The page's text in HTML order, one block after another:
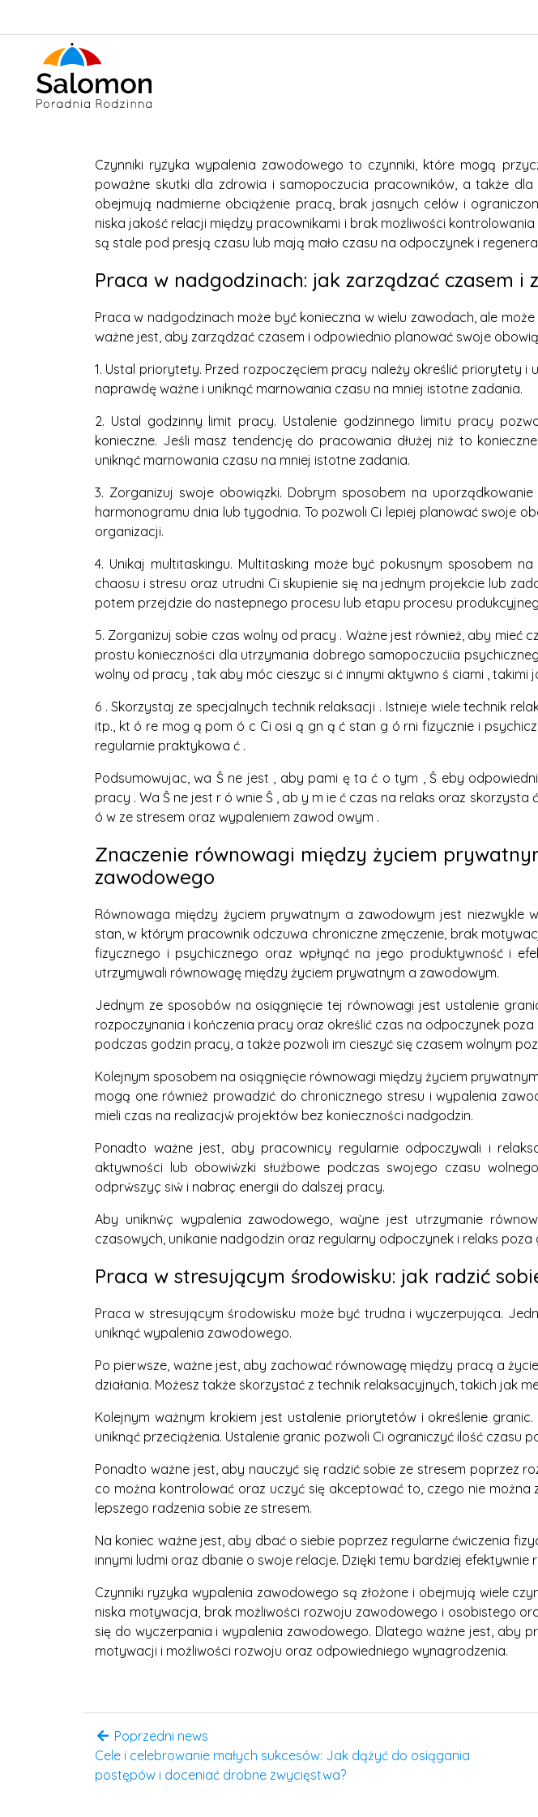
Czynniki ryzyka wypalenia zawodowego to czynniki, które mogą
poważne skutki dla zdrowia i samopoczucia pracowników, a także
obejmują nadmierne obciążenie pracą, brak jasnych celów i
niska jakość relacji między pracownikami i brak możliwości
są stale pod presją czasu lub mają mało czasu na odpoczynek i
Praca w nadgodzinach: jak zarządzać czasem
Praca w nadgodzinach może być konieczna w wielu zawodach, ale
ważne jest, aby zarządzać czasem i odpowiednio planować swoje
1. Ustal priorytety. Przed rozpoczęciem pracy należy określić priorytety i
naprawdę ważne i uniknąć marnowania czasu na mniej istotne zadania.
2. Ustal godzinny limit pracy. Ustalenie godzinnego limitu pracy
konieczne. Jeśli masz tendencję do pracowania dłużej niż to
uniknąć marnowania czasu na mniej istotne zadania.
3. Zorganizuj swoje obowiązki. Dobrym sposobem na
harmonogramu dnia lub tygodnia. To pozwoli Ci lepiej planować swoje
organizacji.
4. Unikaj multitaskingu. Multitasking może być pokusnym sposobem
chaosu i stresu oraz utrudni Ci skupienie się na jednym projekcie lub
potem przejdzie do nastepnego procesu lub etapu procesu
5. Zorganizuj sobie czas wolny od pracy . Ważne jest również, aby mieć
prostu konieczności dla utrzymania dobrego samopoczuciia
wolny od pracy , tak aby móc cieszyc si ć innymi aktywno ś ciami , takimi
6 . Skorzystaj ze specjalnych technik relaksacji . Istnieje wiele technik
itp., kt ó re mog ą pom ó c Ci osi ą gn ą ć stan g ó rni fizycznie i
regularnie praktykowa ć .
Podsumowujac, wa Ŝ ne jest , aby pami ę ta ć o tym , Ŝ eby
pracy . Wa Ŝ ne jest r ó wnie Ŝ , ab y m ie ć czas na relaks oraz
ó w ze stresem oraz wypaleniem zawod owym .
Znaczenie równowagi między życiem
zawodowego
Równowaga między życiem prywatnym a zawodowym jest niezwykle
stan, w którym pracownik odczuwa chroniczne zmęczenie, brak
fizycznego i psychicznego oraz wpłynąć na jego produktywność i
utrzymywali równowagę między życiem prywatnym a zawodowym.
Jednym ze sposobów na osiągnięcie tej równowagi jest ustalenie
rozpoczynania i kończenia pracy oraz określić czas na odpoczynek
podczas godzin pracy, a także pozwoli im cieszyć się czasem wolnym
Kolejnym sposobem na osiągnięcie równowagi między życiem
mogą one również prowadzić do chronicznego stresu i wypalenia
mieli czas na realizacjẃ projektów bez konieczności nadgodzin.
Ponadto ważne jest, aby pracownicy regularnie odpoczywali i
aktywności lub obowiẃzki służbowe podczas swojego czasu
odprẃszyç siẃ i nabraç energii do dalszej pracy.
Aby uniknẃç wypalenia zawodowego, waỳne jest utrzymanie
czasowych, unikanie nadgodzin oraz regularny odpoczynek i relaks poza
Praca w stresującym środowisku: jak radzić
Praca w stresującym środowisku może być trudna i wyczerpująca.
uniknąć wypalenia zawodowego.
Po pierwsze, ważne jest, aby zachować równowagę między pracą a
działania. Możesz także skorzystać z technik relaksacyjnych, takich jak
Kolejnym ważnym krokiem jest ustalenie priorytetów i określenie
uniknąć przeciążenia. Ustalenie granic pozwoli Ci ograniczyć ilość czasu
Ponadto ważne jest, aby nauczyć się radzić sobie ze stresem poprzez
co można kontrolować oraz uczyć się akceptować to, czego nie
lepszego radzenia sobie ze stresem.
Na koniec ważne jest, aby dbać o siebie poprzez regularne ćwiczenia
innymi ludmi oraz dbanie o swoje relacje. Dzięki temu bardziej
Czynniki ryzyka wypalenia zawodowego są złożone i obejmują wiele
niska motywacja, brak możliwości rozwoju zawodowego i osobistego
się do wyczerpania i wypalenia zawodowego. Dlatego ważne jest, aby
motywacji i możliwości rozwoju oraz odpowiedniego wynagrodzenia.
Poprzedni news
Cele i celebrowanie małych sukcesów: Jak dążyć do osiągania
postępów i doceniać drobne zwycięstwa?